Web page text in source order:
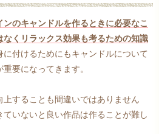
のキャンドルを作るときに必要なこ
なくリラックス効果も考るための知識
に付けるためにもキャンドルについて
要になってきます。
することも間違いではありません
いないと良い作品は作ることが難し